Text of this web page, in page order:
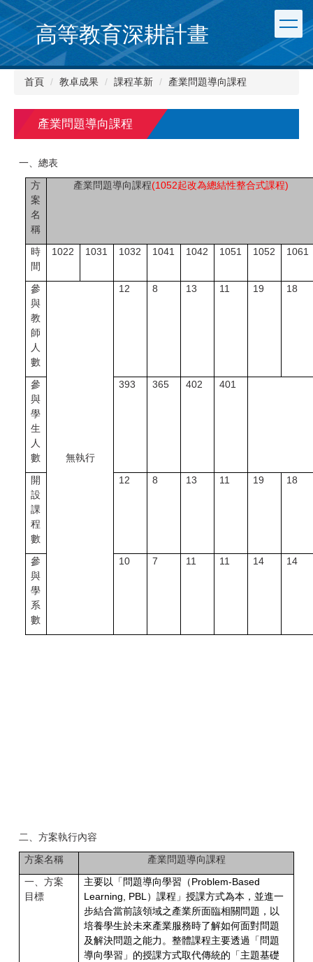
跳
到
主
要
內
高等教育深耕計畫
首頁 教卓成果 課程革新 產業問題導向課程
產業問題導向課程
一、總表
方
案
名
稱
產業問題導向課程(1052起改為總結性整合式課程)
時
間
1022 1031 1032 1041 1042 1051 1052 1061
參
與
教
師
人
數
無執行
12 8 13 11 19 18
參
與
學
生
人
數
393 365 402 401
開
設
課
程
數
12 8 13 11 19 18
參
與
學
系
數
10 7 11 11 14 14
二、方案執行內容
方案名稱
產業問題導向課程
一、方案
目標
主要以「問題導向學習（Problem-Based
Learning, PBL）課程」授課方式為本，並進一
步結合當前該領域之產業所面臨相關問題，以
培養學生於未來產業服務時了解如何面對問題
及解決問題之能力。整體課程主要透過「問題
導向學習」的授課方式取代傳統的「主題基礎